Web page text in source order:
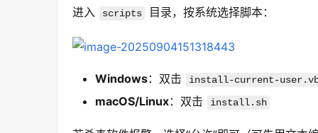
进入 scripts 目录，按系统选择脚本：
Windows：双击 install-current-
macOS/Linux：双击 install.sh